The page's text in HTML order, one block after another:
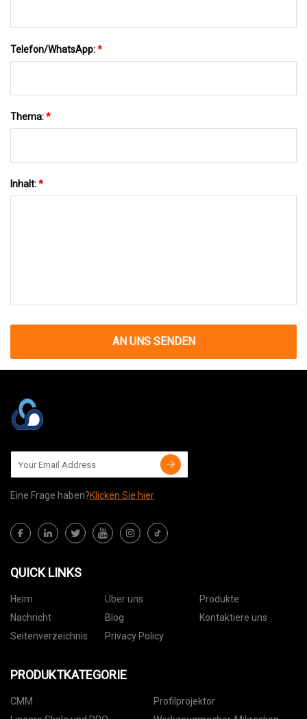
Telefon/WhatsApp:*
Thema:*
Inhalt:*
AN UNS SENDEN
Eine Frage haben?Klicken Sie hier
QUICK LINKS
Heim Über uns
Produkte
Nachricht
Blog
Kontaktiere uns
Seitenverzeichnis
Privacy Policy
PRODUKTKATEGORIE
CMM
Profilprojektor